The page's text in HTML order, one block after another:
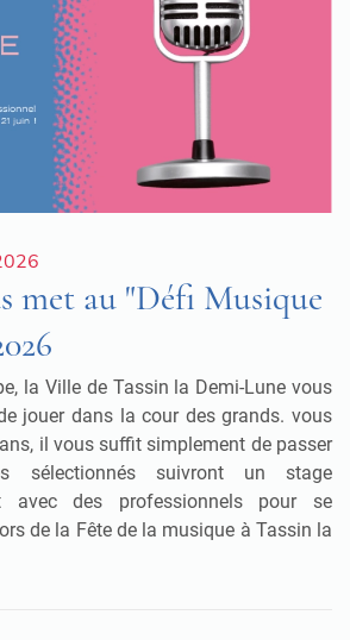
met au "Défi Musique
la Ville de Tassin la Demi-Lune vous
jouer dans la cour des grands. vous
il vous suffit simplement de passer
sélectionnés suivront un stage
avec des professionnels pour se
de la Fête de la musique à Tassin la